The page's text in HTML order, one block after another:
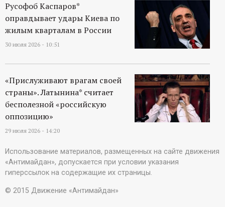
Русофоб Каспаров*
оправдывает удары Киева по
жилым кварталам в России
30 июля 2026 - 10:51
«Прислуживают врагам своей
страны». Латынина* считает
бесполезной «российскую
оппозицию»
29 июля 2026 - 14:20
Использование материалов, размещенных на сайте движения
«Антимайдан», допускается при условии указания
гиперссылок на содержащие их страницы.
© 2015 Движение «Антимайдан»